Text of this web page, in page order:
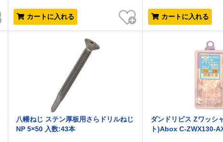
カートに入れる
お気に入り
カートに入れる
八幡ねじ ステン厚板用さらドリルねじ
NP 5×50 入数:43本
ダンドリビス Zワッシ
ト)Abox C-ZWX130-